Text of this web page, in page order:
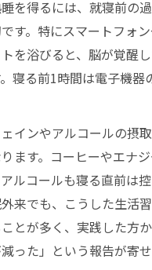
門医の受診で熟睡の習慣
も安心できる熟睡サポー
供の熟睡を促す生活リズ
葉県で子供対応の睡眠外
族で取り組む熟睡習慣と
子どもの熟睡トラブルは
睡眠で得られる毎日のメ
睡で得られる健康と日中
を得るには、就寝前の
す。特にスマートフォ
を浴びると、脳が覚醒
寝る前1時間は電子機器
インやアルコールの摂
ます。コーヒーやエナ
ルコールも寝る直前は
来でも、こうした生活
とが多く、実践した方
った」という報告が寄せ